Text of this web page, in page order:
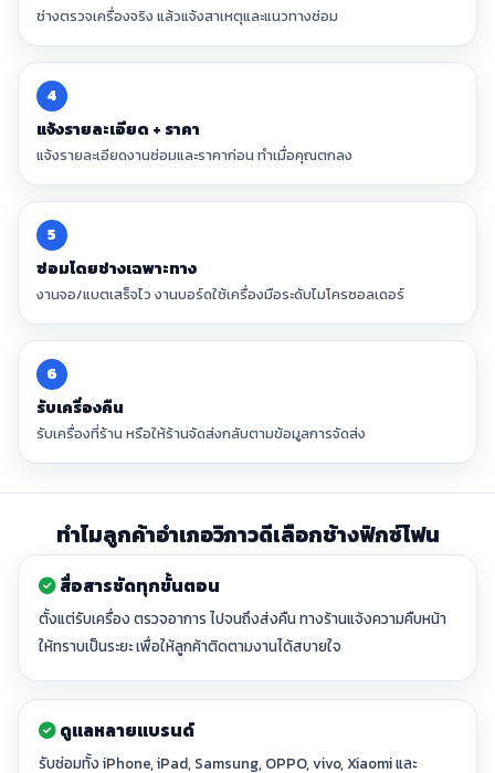
ช่างตรวจเครื่องจริง แล้วแจ้งสาเหตุและแนวทางซ่อม
4
แจ้งรายละเอียด + ราคา
แจ้งรายละเอียดงานซ่อมและราคาก่อน ทำเมื่อคุณตกลง
5
ซ่อมโดยช่างเฉพาะทาง
งานจอ/แบตเสร็จไว งานบอร์ดใช้เครื่องมือระดับไมโครซอลเดอร์
6
รับเครื่องคืน
รับเครื่องที่ร้าน หรือให้ร้านจัดส่งกลับตามข้อมูลการจัดส่ง
ทำไมลูกค้าอำเภอวิภาวดีเลือกช้างฟิกซ์โฟน
สื่อสารชัดทุกขั้นตอน
ตั้งแต่รับเครื่อง ตรวจอาการ ไปจนถึงส่งคืน ทางร้านแจ้งความคืบหน้า
ให้ทราบเป็นระยะ เพื่อให้ลูกค้าติดตามงานได้สบายใจ
ดูแลหลายแบรนด์
รับซ่อมทั้ง iPhone, iPad, Samsung, OPPO, vivo, Xiaomi และ